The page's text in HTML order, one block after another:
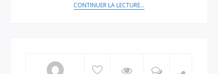
CONTINUER LA LECTURE...